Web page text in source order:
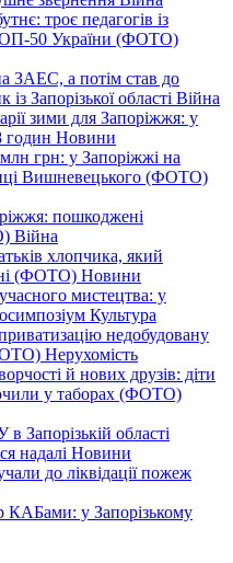
троє педагогів із
ТОП-50 України (ФОТО)
ЗАЕС, а потім став до
Запорізької області Війна
зими для Запоріжжя: у
годин Новини
грн: у Запоріжжі на
Вишневецького (ФОТО)
пошкоджені
Війна
хлопчика, який
(ФОТО) Новини
мистецтва: у
Культура
недобудовану
Нерухомість
й нових друзів: діти
у таборах (ФОТО)
Запорізькій області
надалі Новини
до ліквідації пожеж
КАБами: у Запорізькому